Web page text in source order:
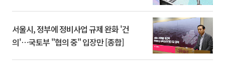
서울시, 정부에 정비사업 규제 완화 '건
의'⋯국토부 "협의 중" 입장만 [종합]